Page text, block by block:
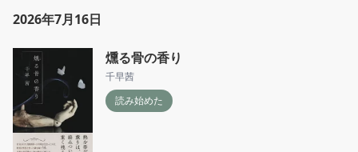
2026年7月16日
燻る骨の香り
千早茜
読み始めた